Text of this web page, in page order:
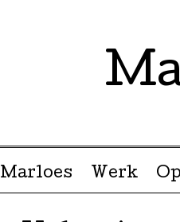
☰
content Werk